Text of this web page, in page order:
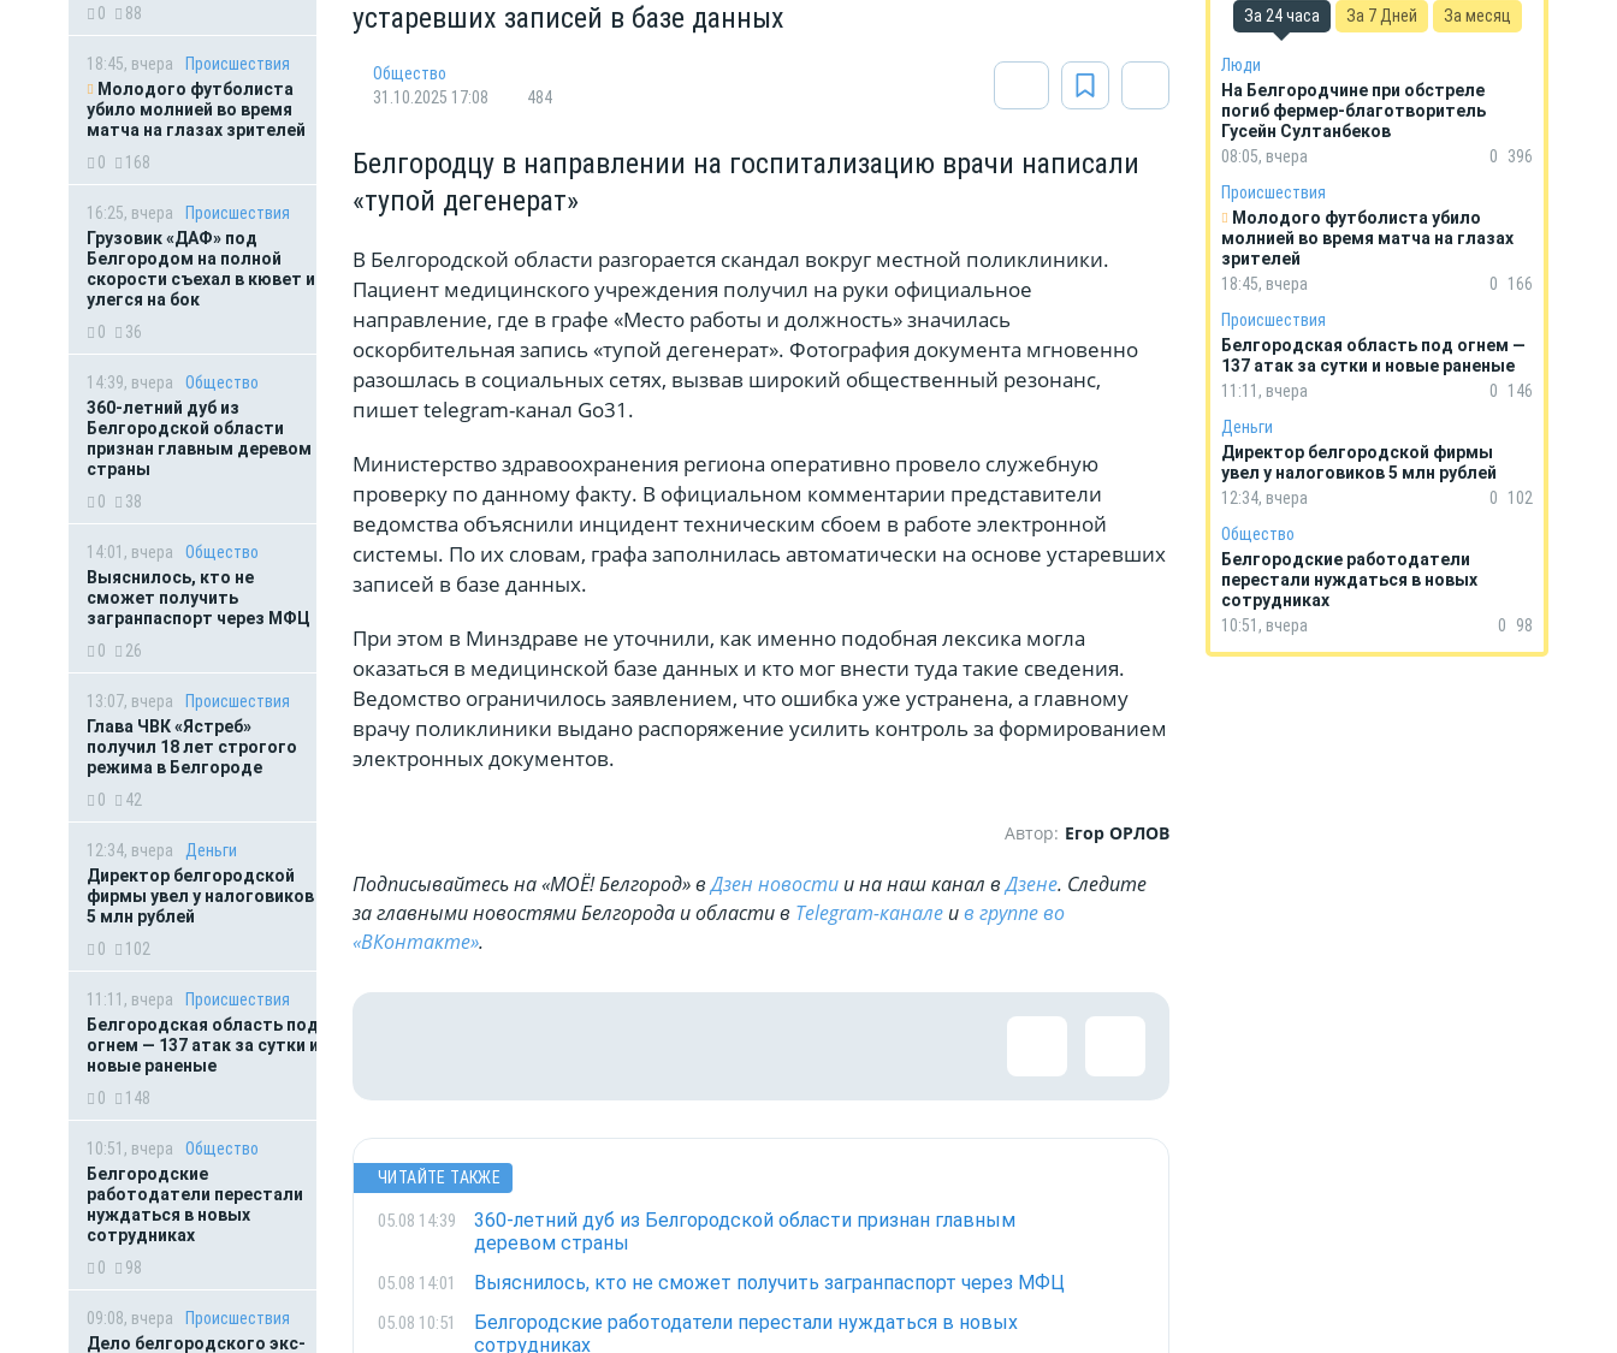
0
88
18:45, вчера
Происшествия
Молодого футболиста
убило молнией во время
матча на глазах зрителей
0
168
16:25, вчера
Происшествия
Грузовик «ДАФ» под
Белгородом на полной
скорости съехал в кювет и
улегся на бок
0
36
14:39, вчера
Общество
360-летний дуб из
Белгородской области
признан главным деревом
страны
0
38
14:01, вчера
Общество
Выяснилось, кто не
сможет получить
загранпаспорт через МФЦ
0
26
13:07, вчера
Происшествия
Глава ЧВК «Ястреб»
получил 18 лет строгого
режима в Белгороде
0
42
12:34, вчера
Деньги
Директор белгородской
фирмы увел у налоговиков
5 млн рублей
0
102
11:11, вчера
Происшествия
Белгородская область под
огнем — 137 атак за сутки и
новые раненые
0
148
10:51, вчера
Общество
Белгородские
работодатели перестали
нуждаться в новых
сотрудниках
0
98
09:08, вчера
Происшествия
Дело белгородского экс-
устаревших записей в базе данных
Общество
31.10.2025 17:08
484
Белгородцу в направлении на госпитализацию врачи написали
«тупой дегенерат»
В Белгородской области разгорается скандал вокруг местной поликлиники.
Пациент медицинского учреждения получил на руки официальное
направление, где в графе «Место работы и должность» значилась
оскорбительная запись «тупой дегенерат». Фотография документа мгновенно
разошлась в социальных сетях, вызвав широкий общественный резонанс,
пишет telegram-канал Go31.
Министерство здравоохранения региона оперативно провело служебную
проверку по данному факту. В официальном комментарии представители
ведомства объяснили инцидент техническим сбоем в работе электронной
системы. По их словам, графа заполнилась автоматически на основе устаревших
записей в базе данных.
При этом в Минздраве не уточнили, как именно подобная лексика могла
оказаться в медицинской базе данных и кто мог внести туда такие сведения.
Ведомство ограничилось заявлением, что ошибка уже устранена, а главному
врачу поликлиники выдано распоряжение усилить контроль за формированием
электронных документов.
Автор: Егор ОРЛОВ
Подписывайтесь на «МОЁ! Белгород» вДзен новости и на наш канал вДзене. Cледите
за главными новостями Белгорода и области в Telegram-канале ив группе во
«ВКонтакте».
ЧИТАЙТЕ ТАКЖЕ
05.08 14:39
360-летний дуб из Белгородской области признан главным
деревом страны
05.08 14:01 Выяснилось, кто не сможет получить загранпаспорт через МФЦ
05.08 10:51
Белгородские работодатели перестали нуждаться в новых
сотрудниках
За 24 часа За 7 Дней За месяц
Люди
На Белгородчине при обстреле
погиб фермер-благотворитель
Гусейн Султанбеков
08:05, вчера
0
396
Происшествия
Молодого футболиста убило
молнией во время матча на глазах
зрителей
18:45, вчера
0
166
Происшествия
Белгородская область под огнем —
137 атак за сутки и новые раненые
11:11, вчера
0
146
Деньги
Директор белгородской фирмы
увел у налоговиков 5 млн рублей
12:34, вчера
0
102
Общество
Белгородские работодатели
перестали нуждаться в новых
сотрудниках
10:51, вчера
0 98